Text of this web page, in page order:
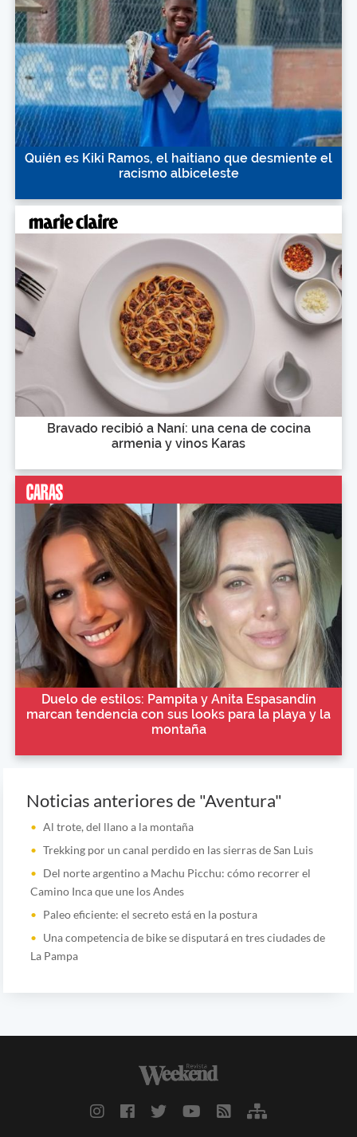
Quién es Kiki Ramos, el haitiano que desmiente el
racismo albiceleste
Bravado recibió a Naní: una cena de cocina
armenia y vinos Karas
Duelo de estilos: Pampita y Anita Espasandín
marcan tendencia con sus looks para la playa y la
montaña
Noticias anteriores de "Aventura"
Al trote, del llano a la montaña
Trekking por un canal perdido en las sierras de San Luis
Del norte argentino a Machu Picchu: cómo recorrer el
Camino Inca que une los Andes
Paleo eficiente: el secreto está en la postura
Una competencia de bike se disputará en tres ciudades de
La Pampa